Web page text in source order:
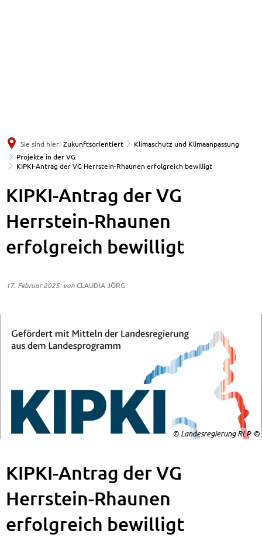
Sie sind hier: Zukunftsorientiert
Klimaschutz und Klimaanpassung
Projekte in der VG
KIPKI-Antrag der VG Herrstein-Rhaunen erfolgreich bewilligt
KIPKI-Antrag der VG
Herrstein-Rhaunen
erfolgreich bewilligt
17. Februar 2025 vonCLAUDIA JÖRG
© Landesregierung RLP
KIPKI-Antrag der VG
Herrstein-Rhaunen
erfolgreich bewilligt